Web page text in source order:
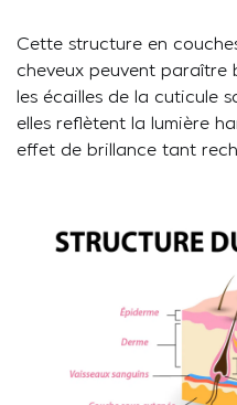
Cette structure en
cheveux peuvent paraître
les écailles de la cuticule
elles reflètent la lumière
effet de brillance tant